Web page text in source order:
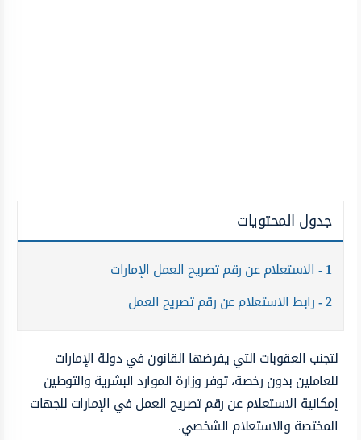
جدول المحتويات
1 الاستعلام عن رقم تصريح العمل الإمارات
2 رابط الاستعلام عن رقم تصريح العمل
لتجنب العقوبات التي يفرضها القانون في دولة الإمارات
للعاملين بدون رخصة، توفر وزارة الموارد البشرية والتوطين
إمكانية الاستعلام عن رقم تصريح العمل في الإمارات للجهات
المختصة والاستعلام الشخصي.